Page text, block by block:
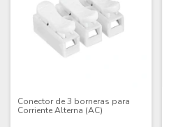
Conector de 3 borneras para
Corriente Alterna (AC)